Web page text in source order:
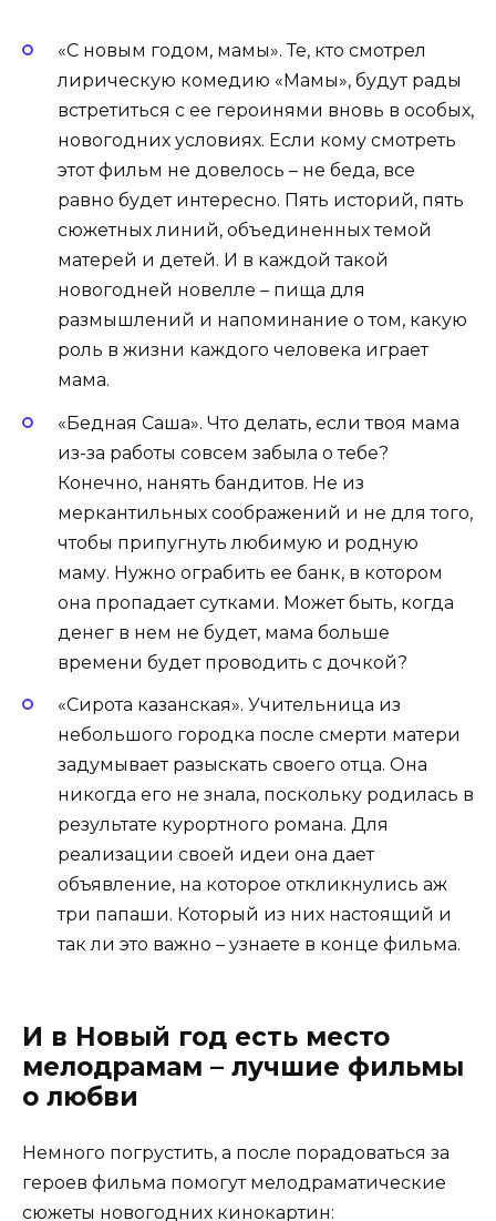
«С новым годом, мамы». Те, кто смотрел
лирическую комедию «Мамы», будут рады
встретиться с ее героинями вновь в особых,
новогодних условиях. Если кому смотреть
этот фильм не довелось – не беда, все
равно будет интересно. Пять историй, пять
сюжетных линий, объединенных темой
матерей и детей. И в каждой такой
новогодней новелле – пища для
размышлений и напоминание о том, какую
роль в жизни каждого человека играет
мама.
«Бедная Саша». Что делать, если твоя мама
из-за работы совсем забыла о тебе?
Конечно, нанять бандитов. Не из
меркантильных соображений и не для того,
чтобы припугнуть любимую и родную
маму. Нужно ограбить ее банк, в котором
она пропадает сутками. Может быть, когда
денег в нем не будет, мама больше
времени будет проводить с дочкой?
«Сирота казанская». Учительница из
небольшого городка после смерти матери
задумывает разыскать своего отца. Она
никогда его не знала, поскольку родилась в
результате курортного романа. Для
реализации своей идеи она дает
объявление, на которое откликнулись аж
три папаши. Который из них настоящий и
так ли это важно – узнаете в конце фильма.
И в Новый год есть место
мелодрамам – лучшие фильмы
о любви
Немного погрустить, а после порадоваться за
героев фильма помогут мелодраматические
сюжеты новогодних кинокартин: